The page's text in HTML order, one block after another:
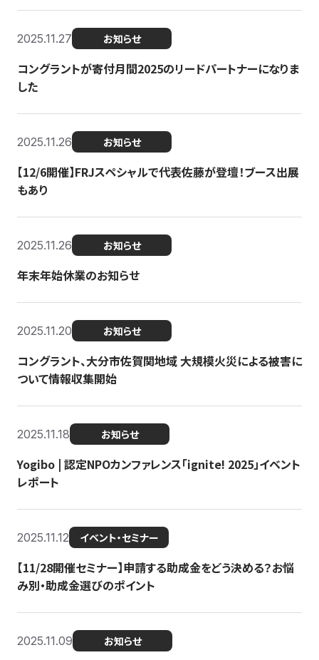
2025.11.27 お知らせ
コングラントが寄付月間2025のリードパートナーになりま
した
2025.11.26 お知らせ
【12/6開催】FRJスペシャルで代表佐藤が登壇！ブース出展
もあり
2025.11.26 お知らせ
年末年始休業のお知らせ
2025.11.20 お知らせ
コングラント、大分市佐賀関地域 大規模火災による被害に
ついて情報収集開始
2025.11.18 お知らせ
Yogibo | 認定NPOカンファレンス「ignite! 2025」イベント
レポート
2025.11.12 イベント・セミナー
【11/28開催セミナー】申請する助成金をどう決める？お悩
み別・助成金選びのポイント
2025.11.09 お知らせ